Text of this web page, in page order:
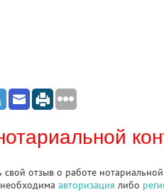
свой отзыв о работе
авторизация либо